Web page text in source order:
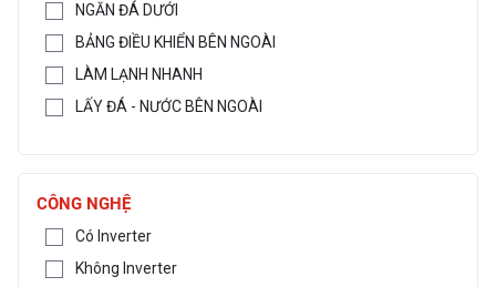
NGĂN ĐÁ DƯỚI
BẢNG ĐIỀU KHIỂN BÊN NGOÀI
LÀM LẠNH NHANH
LẤY ĐÁ - NƯỚC BÊN NGOÀI
CÔNG NGHỆ
Có Inverter
Không Inverter